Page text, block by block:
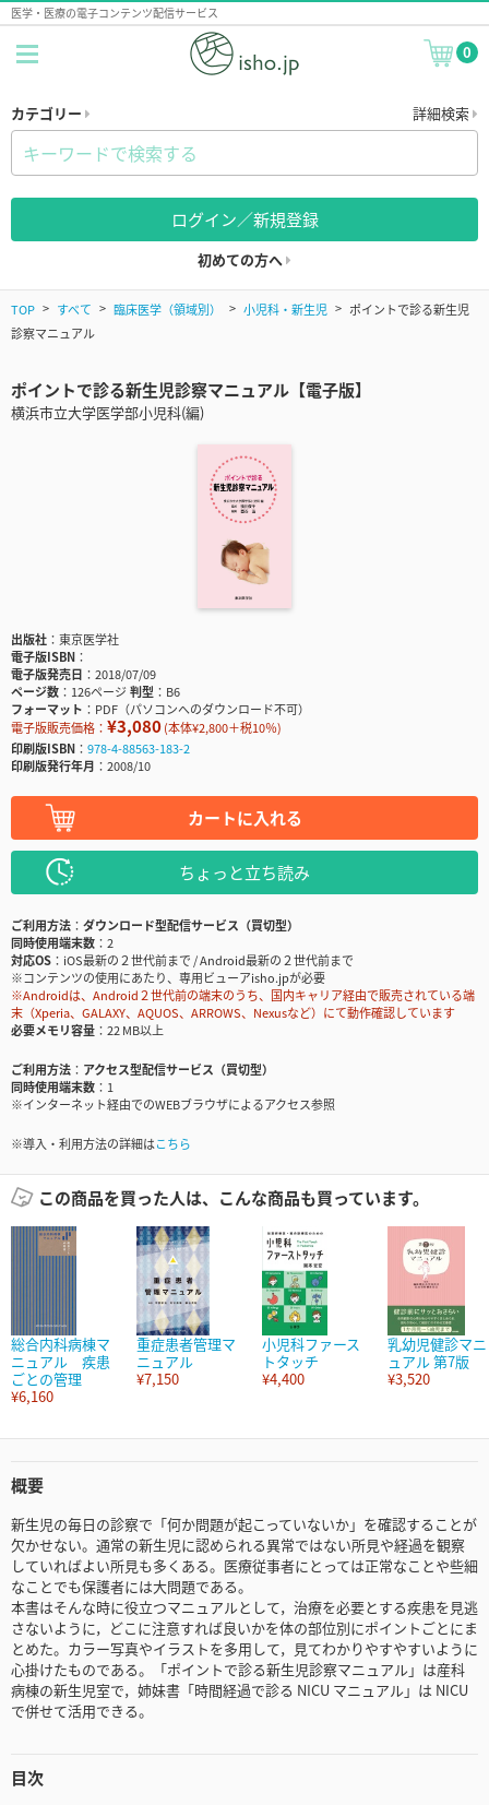
医学・医療の電子コンテンツ配信サービス
0
カテゴリー 詳細検索
ログイン／新規登録
初めての方へ
TOP すべて 臨床医学（領域別） 小児科・新生児
ポイントで診る新生児
診察マニュアル
ポイントで診る新生児診察マニュアル【電子版】
横浜市立大学医学部小児科(編)
出版社
東京医学社
電子版ISBN
電子版発売日
2018/07/09
ページ数
126ページ判型
B6
フォーマット
PDF（パソコンへのダウンロード不可）
電子版販売価格： ¥3,080(本体¥2,800＋税10％)
印刷版ISBN
978-4-88563-183-2
印刷版発行年月
2008/10
カートに入れる
ちょっと立ち読み
ご利用方法
ダウンロード型配信サービス（買切型）
同時使用端末数
2
対応OS
iOS最新の２世代前まで / Android最新の２世代前まで
※コンテンツの使用にあたり、専用ビューアisho.jpが必要
※Androidは、Android２世代前の端末のうち、国内キャリア経由で販売されている端
末（Xperia、GALAXY、AQUOS、ARROWS、Nexusなど）にて動作確認しています
必要メモリ容量
22 MB以上
ご利用方法
アクセス型配信サービス（買切型）
同時使用端末数
1
※インターネット経由でのWEBブラウザによるアクセス参照
※導入・利用方法の詳細はこちら
この商品を買った人は、こんな商品も買っています。
総合内科病棟マ
ニュアル 疾患
ごとの管理
¥6,160
重症患者管理マ
ニュアル
¥7,150
小児科ファース
トタッチ
¥4,400
乳幼児健診マニ
ュアル 第7版
¥3,520
概要
新生児の毎日の診察で「何か問題が起こっていないか」を確認することが
欠かせない。通常の新生児に認められる異常ではない所見や経過を観察
していればよい所見も多くある。医療従事者にとっては正常なことや些細
なことでも保護者には大問題である。
本書はそんな時に役立つマニュアルとして，治療を必要とする疾患を見逃
さないように，どこに注意すれば良いかを体の部位別にポイントごとにま
とめた。カラー写真やイラストを多用して，見てわかりやすやすいように
心掛けたものである。「ポイントで診る新生児診察マニュアル」は産科
病棟の新生児室で，姉妹書「時間経過で診る NICU マニュアル」は NICU
で併せて活用できる。
目次